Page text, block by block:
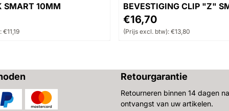
SMART 10MM
€11,19
BEVESTIGING CLIP "Z"
10MM + INBOUW SMART
stuks)
Prijs: 16,70, exclusief btw:
€16,70
(Prijs excl. btw):€13,80
Retourgarantie
Retourneren binnen 14 dagen na
ontvangst van uw artikelen.